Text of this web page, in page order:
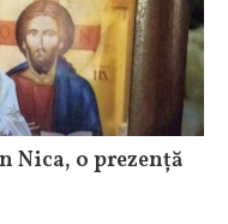
Nica, o prezență